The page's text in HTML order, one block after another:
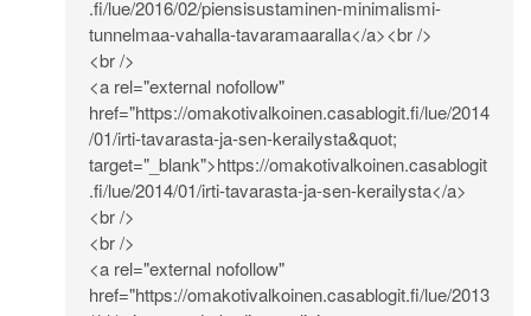
.fi/lue/2016/02/piensisustaminen-minimalismi-
tunnelmaa-vahalla-tavaramaaralla</a><br/>
<br />
<a rel="external nofollow"
href="https://omakotivalkoinen.casablogit.fi/lue/2014
/01/irti-tavarasta-ja-sen-kerailysta&quot;
target="_blank">https://omakotivalkoinen.casablogit
.fi/lue/2014/01/irti-tavarasta-ja-sen-kerailysta</a>
<br/>
<br />
<a rel="external nofollow"
href="https://omakotivalkoinen.casablogit.fi/lue/2013